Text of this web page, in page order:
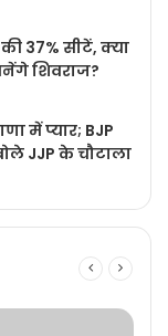
37% सीटें, क्या
शिवराज?
में प्यार; BJP
JJP के चौटाला